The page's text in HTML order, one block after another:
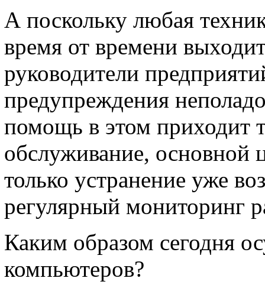
А поскольку любая
время от времени
руководители
предупреждения
помощь в этом приходит
обслуживание, основной
только устранение уже
регулярный мониторинг
Каким образом сегодня
компьютеров?